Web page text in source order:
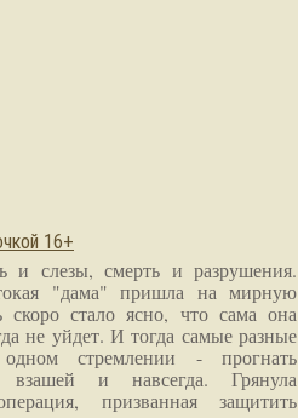
16+
и слезы, смерть и разрушения.
"дама" пришла на мирную
стало ясно, что сама она
не уйдет. И тогда самые разные
стремлении - прогнать
и навсегда. Грянула
призванная защитить